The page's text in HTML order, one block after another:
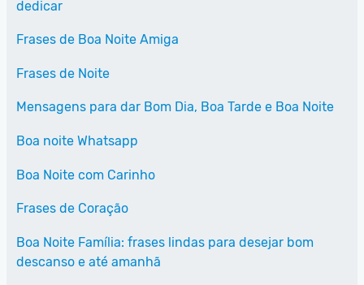
dedicar
Frases de Boa Noite Amiga
Frases de Noite
Mensagens para dar Bom Dia, Boa Tarde e Boa Noite
Boa noite Whatsapp
Boa Noite com Carinho
Frases de Coração
Boa Noite Família: frases lindas para desejar bom
descanso e até amanhã